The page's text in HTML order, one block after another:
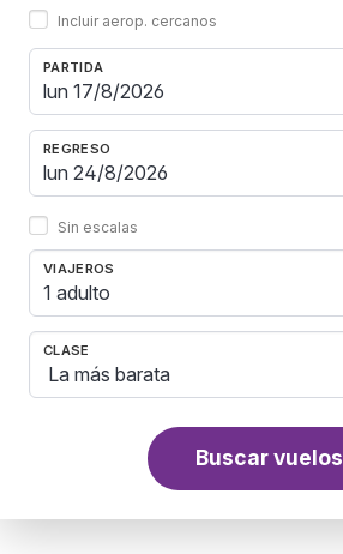
Incluir aerop. cercanos
PARTIDA
REGRESO
Sin escalas
VIAJEROS
1 adulto
CLASE
Buscar vuelos